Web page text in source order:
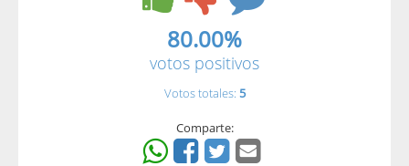
80.00%
votos positivos
Votos totales: 5
Comparte: